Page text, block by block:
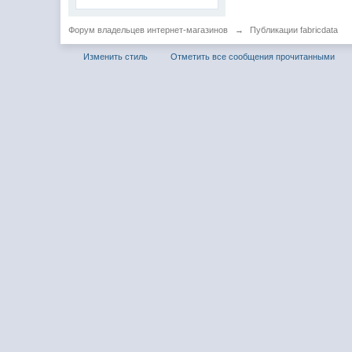
Форум владельцев интернет-магазинов → Публикации fabricdata
Изменить стиль Отметить все сообщения прочитанными